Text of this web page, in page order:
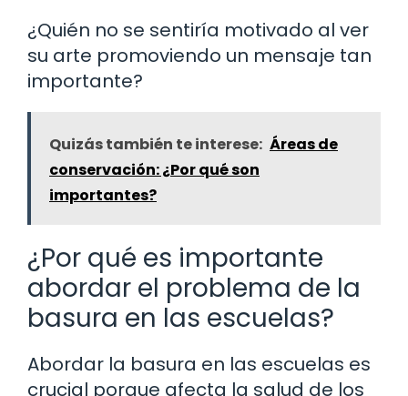
¿Quién no se sentiría motivado al ver
su arte promoviendo un mensaje tan
importante?
Quizás también te interese: Áreas de
conservación: ¿Por qué son
importantes?
¿Por qué es importante
abordar el problema de la
basura en las escuelas?
Abordar la basura en las escuelas es
crucial porque afecta la salud de los